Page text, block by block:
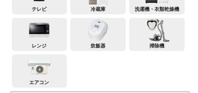
テレビ 冷蔵庫 洗濯機・衣類乾燥機
レンジ 炊飯器 掃除機
エアコン